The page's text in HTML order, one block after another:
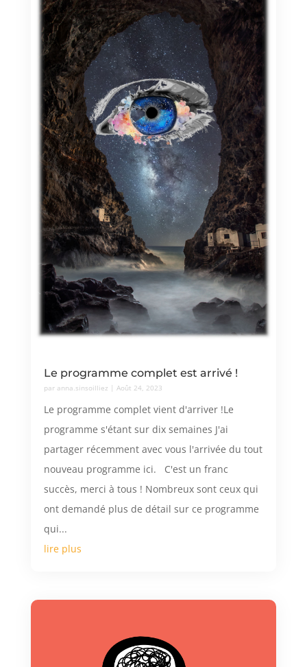
Le programme complet est arrivé !
par anna.sinsoilliez | Août 24, 2023
Le programme complet vient d'arriver !Le
programme s'étant sur dix semaines J'ai
partager récemment avec vous l'arrivée du tout
nouveau programme ici. C'est un franc
succès, merci à tous ! Nombreux sont ceux qui
ont demandé plus de détail sur ce programme
qui...
lire plus